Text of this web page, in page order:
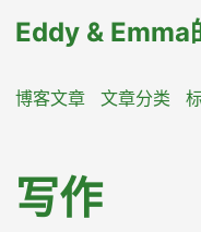
Eddy & Emma
博客文章 文章分类
写作